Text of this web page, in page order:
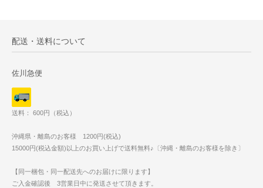
配送・送料について
佐川急便
送料： 600円（税込）
沖縄県・離島のお客様 1200円(税込)
15000円(税込金額)以上のお買い上げで送料無料♪〔沖縄・離島のお客様を除き〕
【同一梱包・同一配送先へのお届けに限ります】
ご入金確認後 3営業日中に発送させて頂きます。